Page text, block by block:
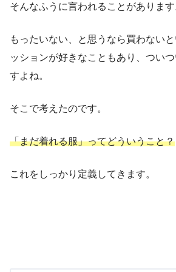
そんなふうに言われることがあります
もったいない、と思うなら買わない
ッションが好きなこともあり、つい
すよね。
そこで考えたのです。
「まだ着れる服」ってどういうこと？
これをしっかり定義してきます。